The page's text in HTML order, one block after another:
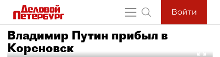
Войти
Владимир Путин прибыл в
Кореновск